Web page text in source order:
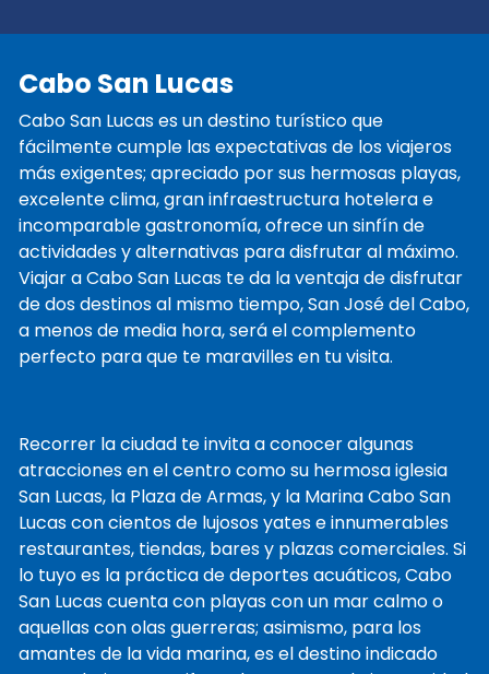
Simplemente proporcione su licencia de
normalmente se recopilan en el momento
de la entrega y estaremos listos cuando
llegue. ¡Estará en camino y de vacaciones
antes de que se de cuenta!
Cabo San Lucas
Cabo San Lucas es un destino turístico que
fácilmente cumple las expectativas de los viajeros
más exigentes; apreciado por sus hermosas playas,
excelente clima, gran infraestructura hotelera e
incomparable gastronomía, ofrece un sinfín de
actividades y alternativas para disfrutar al máximo.
Viajar a Cabo San Lucas te da la ventaja de disfrutar
de dos destinos al mismo tiempo, San José del Cabo,
a menos de media hora, será el complemento
perfecto para que te maravilles en tu visita.
Recorrer la ciudad te invita a conocer algunas
atracciones en el centro como su hermosa iglesia
San Lucas, la Plaza de Armas, y la Marina Cabo San
Lucas con cientos de lujosos yates e innumerables
restaurantes, tiendas, bares y plazas comerciales. Si
lo tuyo es la práctica de deportes acuáticos, Cabo
San Lucas cuenta con playas con un mar calmo o
aquellas con olas guerreras; asimismo, para los
amantes de la vida marina, es el destino indicado